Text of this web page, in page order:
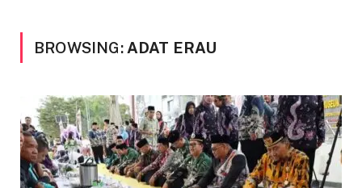
BROWSING: ADAT ERAU